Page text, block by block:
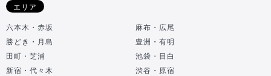
エリア
六本木・赤坂
麻布・広尾
勝どき・月島
豊洲・有明
田町・芝浦
池袋・目白
新宿・代々木
渋谷・原宿